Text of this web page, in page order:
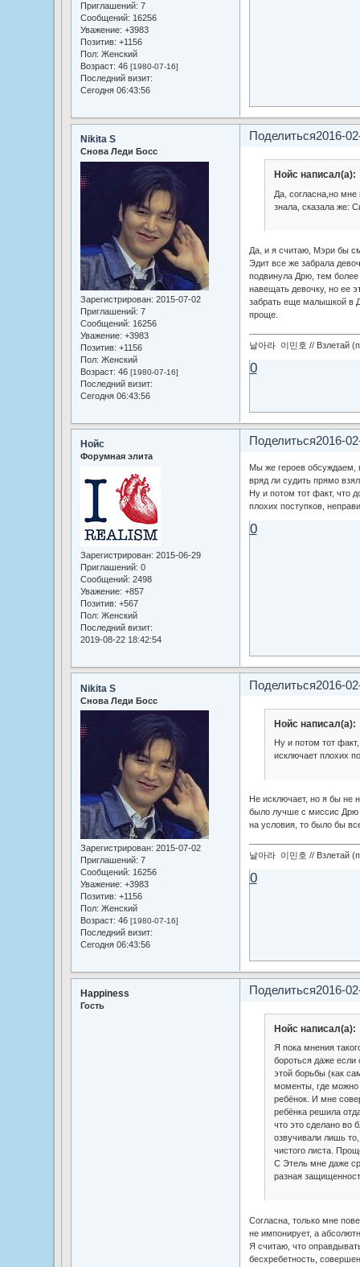
Приглашений: 7
Сообщений: 16256
Уважение: +3983
Позитив: +1156
Пол: Женский
Возраст: 46 [1980-07-16]
Последний визит:
Сегодня 06:43:56
Поделиться2016-
Nikita S
Снова Леди Босс
Зарегистрирован: 2015-07-02
Приглашений: 7
Сообщений: 16256
Уважение: +3983
Позитив: +1156
Пол: Женский
Возраст: 46 [1980-07-16]
Последний визит:
Сегодня 06:43:56
Нойс написал(а):
Да, согласна,но
знала, сказала же:
Да, и я считаю, Мэри бы
Эдит все же забрала
подвинула Дрю, тем
навещать девочку, но ее
забрать еще малышкой в
проще.
날아라 이민호 // Взлетай
0
Поделиться2016-
Нойс
Форумная элита
Зарегистрирован: 2015-06-29
Приглашений: 0
Сообщений: 2498
Уважение: +857
Позитив: +567
Пол: Женский
Последний визит:
2019-08-22 18:42:54
Мы же героев обсуждаем,
вряд ли судить прямо
Ну и потом тот факт, что
плохих поступков,
0
Поделиться2016-
Nikita S
Снова Леди Босс
Зарегистрирован: 2015-07-02
Приглашений: 7
Сообщений: 16256
Уважение: +3983
Позитив: +1156
Пол: Женский
Возраст: 46 [1980-07-16]
Последний визит:
Сегодня 06:43:56
Нойс написал(а):
Ну и потом тот
исключает плохих
Не исключает, но я бы не
было лучше с миссис Дрю
на условия, то было бы
날아라 이민호 // Взлетай
0
Поделиться2016-
Happiness
Гость
Нойс написал(а):
Я пока мнения
бороться даже
этой борьбы (как
моменты, где можно
ребёнок. И мне
ребёнка решила
что это сделано во
озвучивали лишь
чистого листа.
С Этель мне даже
разная
Согласна, только мне
не импонирует, а
Я считаю, что
бесхребетность,